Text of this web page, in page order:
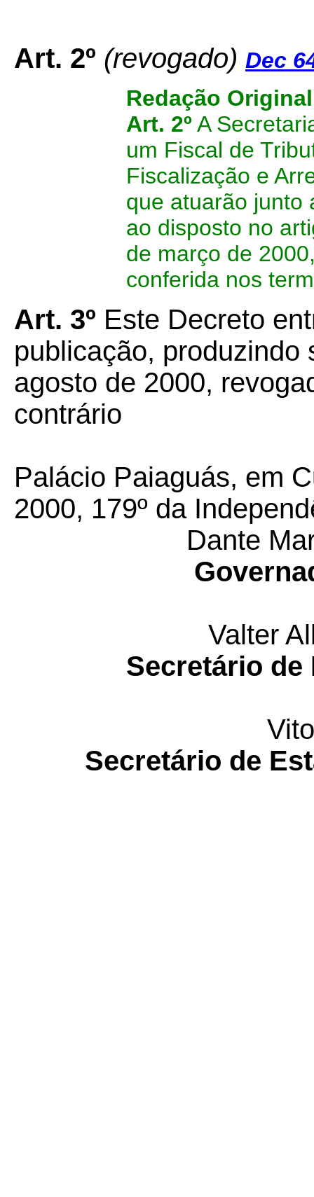
Art. 2º (revogado) Dec
Redação Original
Art. 2ºA
um Fiscal de
Fiscalização e
que atuarão junto
ao disposto no
de março de
conferida nos
Art. 3º Este Decreto
publicação, produzindo
agosto de 2000,
contrário
Palácio Paiaguás, em
2000, 179º da
Dante
Valter
Secretário de
Secretário de